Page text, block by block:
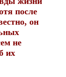
после
он
не
их